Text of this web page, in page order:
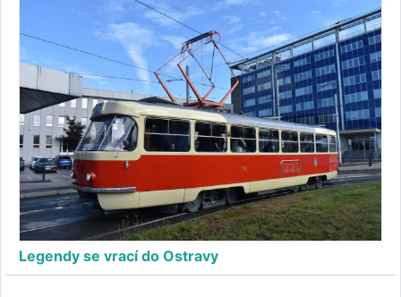
Legendy se vrací do Ostravy